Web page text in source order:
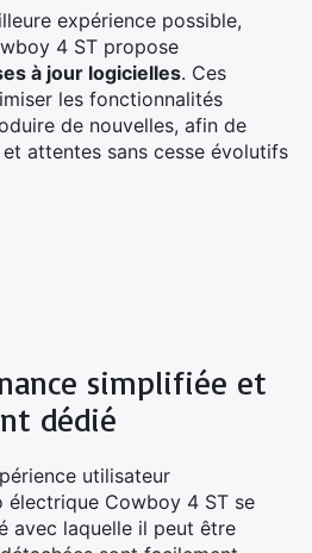
expérience possible,
4 ST propose
à jour logicielles. Ces
les fonctionnalités
de nouvelles, afin de
attentes sans cesse évolutifs
simplifiée et
dédié
utilisateur
électrique Cowboy 4 ST se
avec laquelle il peut être